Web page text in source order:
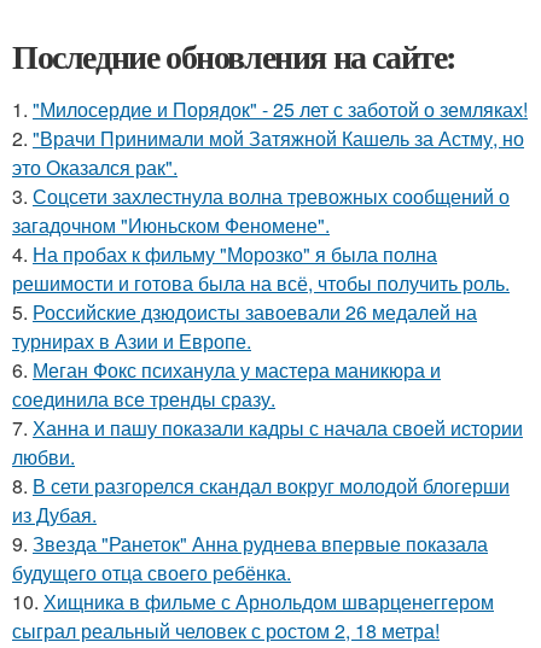
Последние обновления на сайте:
1. "Милосердие и Порядок" - 25 лет с заботой о земляках!
2. "Врачи Принимали мой Затяжной Кашель за Астму, но
это Оказался рак".
3. Соцсети захлестнула волна тревожных сообщений о
загадочном "Июньском Феномене".
4. На пробах к фильму "Морозко" я была полна
решимости и готова была на всё, чтобы получить роль.
5. Российские дзюдоисты завоевали 26 медалей на
турнирах в Азии и Европе.
6. Меган Фокс психанула у мастера маникюра и
соединила все тренды сразу.
7. Ханна и пашу показали кадры с начала своей истории
любви.
8. В сети разгорелся скандал вокруг молодой блогерши
из Дубая.
9. Звезда "Ранеток" Анна руднева впервые показала
будущего отца своего ребёнка.
10. Хищника в фильме с Арнольдом шварценеггером
сыграл реальный человек с ростом 2, 18 метра!